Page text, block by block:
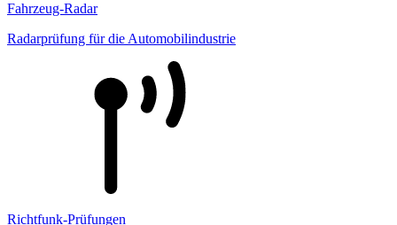
Fahrzeug-Radar
Radarprüfung für die Automobilindustrie
Richtfunk-Prüfungen